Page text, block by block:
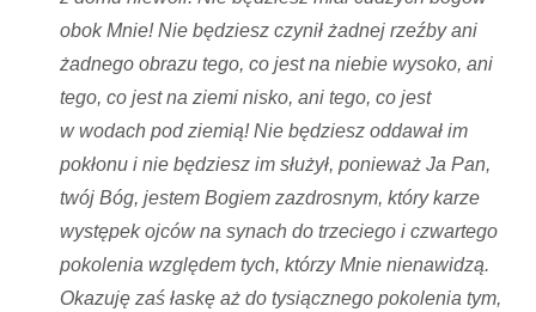
obok Mnie! Nie będziesz czynił żadnej rzeźby ani
żadnego obrazu tego, co jest na niebie wysoko, ani
tego, co jest na ziemi nisko, ani tego, co jest
w wodach pod ziemią! Nie będziesz oddawał im
pokłonu i nie będziesz im służył, ponieważ Ja Pan,
twój Bóg, jestem Bogiem zazdrosnym, który karze
występek ojców na synach do trzeciego i czwartego
pokolenia względem tych, którzy Mnie nienawidzą.
Okazuję zaś łaskę aż do tysiącznego pokolenia tym,